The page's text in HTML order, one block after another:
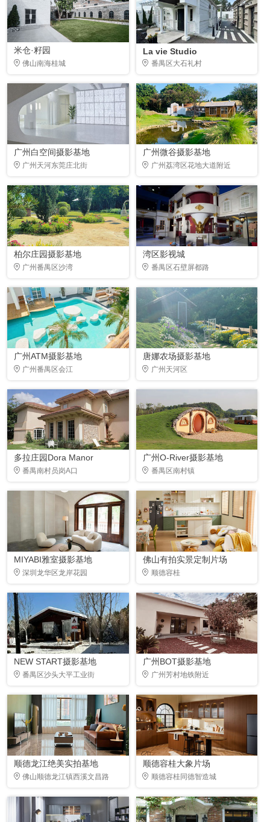
米仓·籽园
佛山南海桂城
La vie Studio
番禺区大石礼村
广州白空间摄影基地
广州天河东莞庄北街
广州微谷摄影基地
广州荔湾区花地大道附近
柏尔庄园摄影基地
广州番禺区沙湾
湾区影视城
番禺区石壁屏都路
广州ATM摄影基地
广州番禺区会江
唐娜农场摄影基地
广州天河区
多拉庄园Dora Manor
番禺南村员岗A口
广州O-River摄影基地
番禺区南村镇
MIYABI雅室摄影基地
深圳龙华区龙岸花园
佛山有拍实景定制片场
顺德容桂
NEW START摄影基地
番禺区沙头大平工业街
广州BOT摄影基地
广州芳村地铁附近
顺德龙江绝美实拍基地
佛山顺德龙江镇西溪文昌路
顺德容桂大象片场
顺德容桂同德智造城